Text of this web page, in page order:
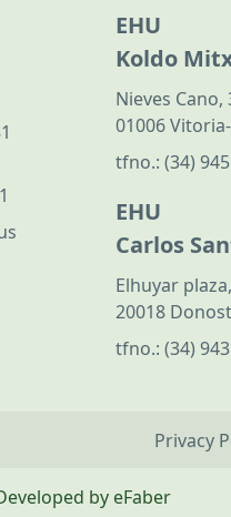
EHU
Koldo
Nieves Cano,
01006
tfno.: (34)
EHU
Carlos
Elhuyar
20018
tfno.: (34)
Privacy
by eFaber